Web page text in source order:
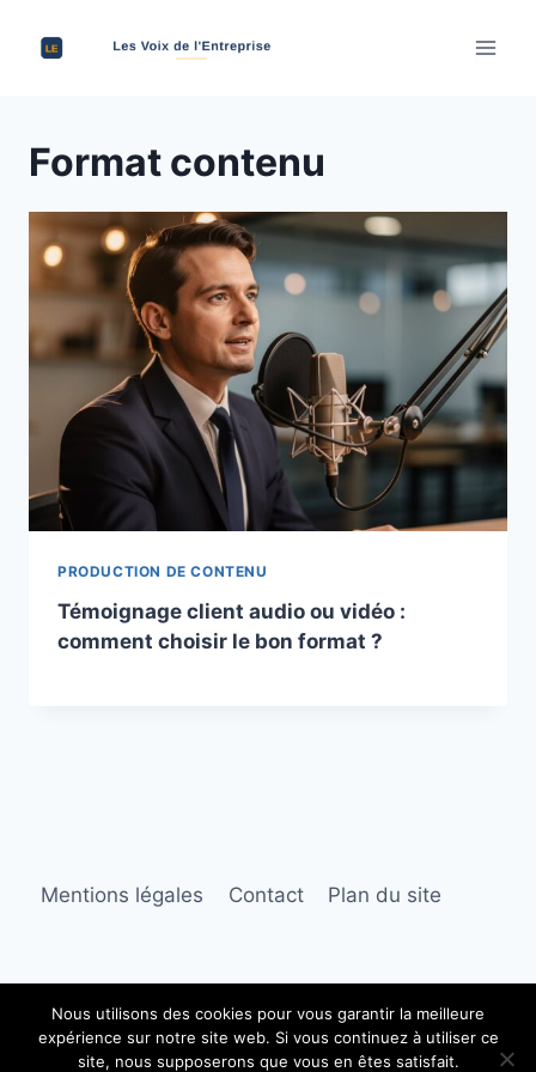
Format contenu
PRODUCTION DE CONTENU
Témoignage client audio ou vidéo :
comment choisir le bon format ?
Mentions légales Contact Plan du site
© 2026 Les Voix de l'Entreprise
Nous utilisons des cookies pour vous garantir la meilleure
expérience sur notre site web. Si vous continuez à utiliser ce
site, nous supposerons que vous en êtes satisfait.